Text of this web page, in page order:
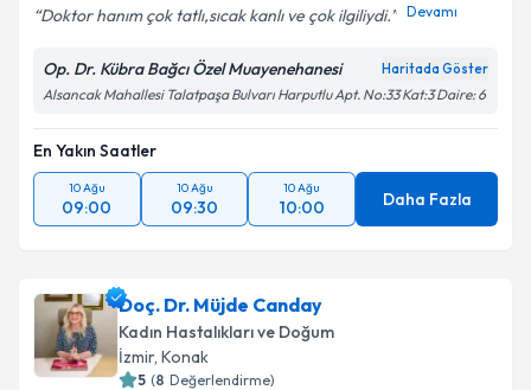
Doktor hanım çok tatlı,sıcak kanlı ve çok ilgiliydi.️ Devamı
Op. Dr. Kübra Bağcı Özel Muayenehanesi Haritada Göster
Alsancak Mahallesi Talatpaşa Bulvarı Harputlu Apt. No:33 Kat:3 Daire: 6
En Yakın Saatler
10 Ağu
09:00
10 Ağu
09:30
10 Ağu
10:00 Daha Fazla
Doç. Dr. Müjde Canday
Kadın Hastalıkları ve Doğum
İzmir, Konak
5 (8 Değerlendirme)